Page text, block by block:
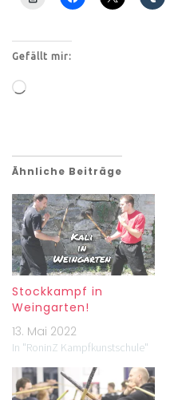
Gefällt mir:
Ähnliche Beiträge
Stockkampf in
Weingarten!
13. Mai 2022
In "RoninZ Kampfkunstschule"